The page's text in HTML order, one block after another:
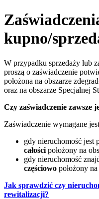
kupno/
W przypadku sprzedaży lub
proszą o zaświadczenie
położona na obszarze
oraz na obszarze Specjalnej
Czy zaświadczenie zawsze
Zaświadczenie wymagane
gdy nieruchomość jest
całości położony na
gdy nieruchomość
częściowo położony
Jak sprawdzić czy
rewitalizacji?